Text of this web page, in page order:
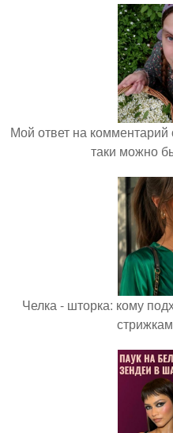
Мой ответ на
таки можно
Челка - шторка: кому